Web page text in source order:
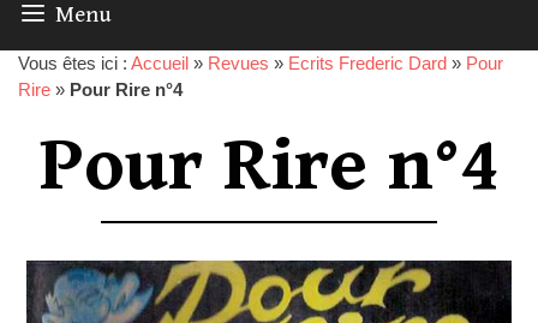
Menu
Vous êtes ici : Accueil » Revues » Ecrits Frederic Dard » Pour
Rire » Pour Rire n°4
Pour Rire n°4